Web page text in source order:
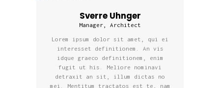
Sverre Uhnger
Manager, Architect
Lorem ipsum dolor sit amet, qui ei
interesset definitionem. An vis
idque graeco definitionem, enim
fugit ut his. Meliore nominavi
detraxit an sit, illum dictas no
mei. Mentitum tractatos est te, nam